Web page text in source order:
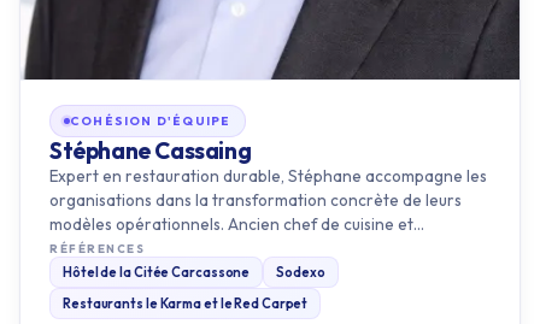
COHÉSION D'ÉQUIPE
Stéphane Cassaing
Expert en restauration durable, Stéphane accompagne les
organisations dans la transformation concrète de leurs
modèles opérationnels. Ancien chef de cuisine et
responsable de se…
RÉFÉRENCES
Hôtel de la Citée Carcassone
Sodexo
Restaurants le Karma et le Red Carpet